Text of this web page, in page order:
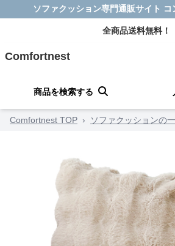
ソファクッション専門通販サイト コ
全商品送料無料！
Comfortnest
商品を検索する
Comfortnest TOP › ソファクッションの